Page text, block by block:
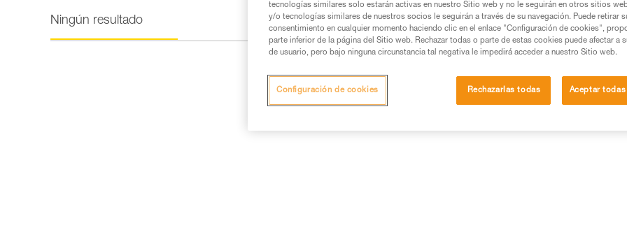
Ningún resultado
Ningún resultado
tecnologías similares solo estarán activas en nuestro Sitio web y no le seguirán en otros sitios
y/o tecnologías similares de nuestros socios le seguirán a través de su navegación. Puede retirar
consentimiento en cualquier momento haciendo clic en el enlace "Configuración de cookies",
parte inferior de la página del Sitio web. Rechazar todas o parte de estas cookies puede afectar a
de usuario, pero bajo ninguna circunstancia tal negativa le impedirá acceder a nuestro Sitio web.
Rechazarlas todas Aceptar
Configuración de cookies